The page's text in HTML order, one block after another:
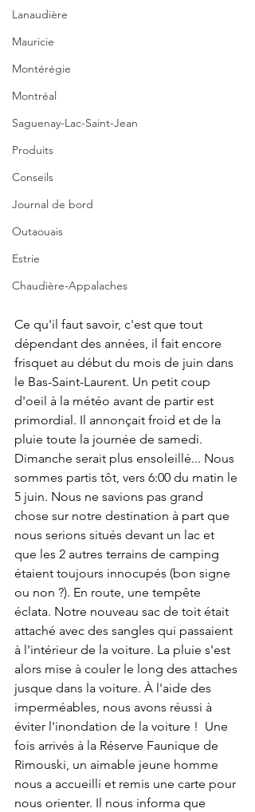
Lanaudière
Mauricie
Montérégie
Montréal
Saguenay-Lac-Saint-Jean
Produits
Conseils
Journal de bord
Outaouais
Estrie
Chaudière-Appalaches
Ce qu'il faut savoir, c'est que tout
dépendant des années, il fait encore
frisquet au début du mois de juin dans
le Bas-Saint-Laurent. Un petit coup
d'oeil à la météo avant de partir est
primordial. Il annonçait froid et de la
pluie toute la journée de samedi.
Dimanche serait plus ensoleillé... Nous
sommes partis tôt, vers 6:00 du matin le
5 juin. Nous ne savions pas grand
chose sur notre destination à part que
nous serions situés devant un lac et
que les 2 autres terrains de camping
étaient toujours innocupés (bon signe
ou non ?). En route, une tempête
éclata. Notre nouveau sac de toit était
attaché avec des sangles qui passaient
à l'intérieur de la voiture. La pluie s'est
alors mise à couler le long des attaches
jusque dans la voiture. À l'aide des
imperméables, nous avons réussi à
éviter l'inondation de la voiture !  Une
fois arrivés à la Réserve Faunique de
Rimouski, un aimable jeune homme
nous a accueilli et remis une carte pour
nous orienter. Il nous informa que